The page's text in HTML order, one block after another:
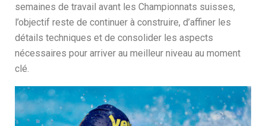
semaines de travail avant les Championnats suisses,
l’objectif reste de continuer à construire, d’affiner les
détails techniques et de consolider les aspects
nécessaires pour arriver au meilleur niveau au moment
clé.